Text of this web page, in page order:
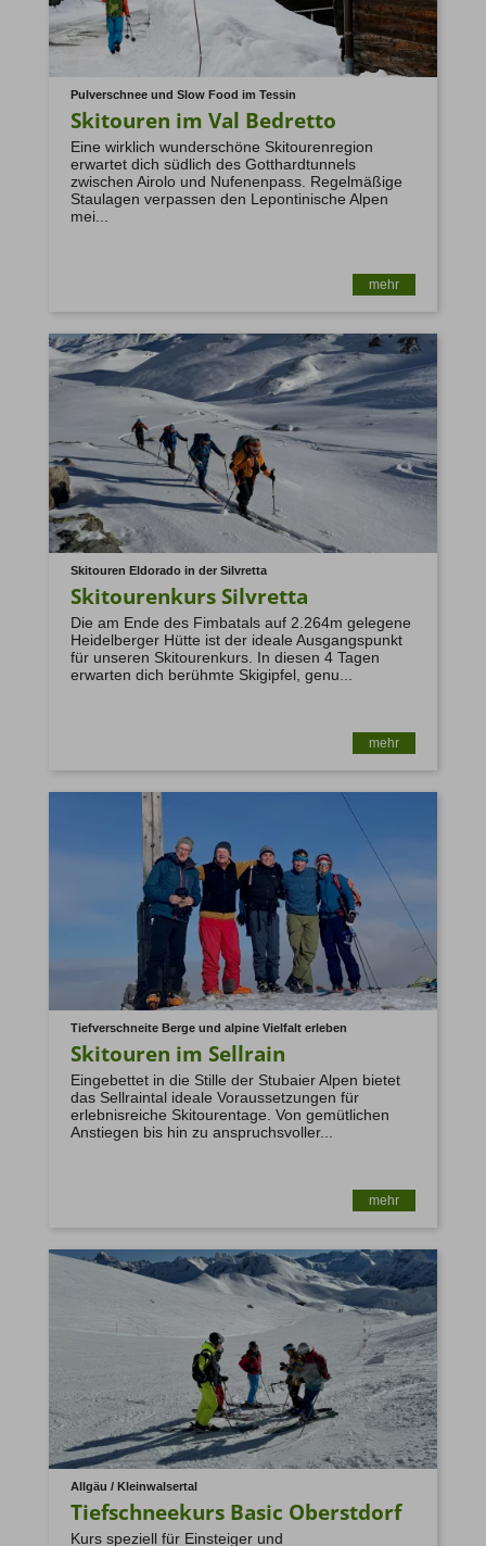
Pulverschnee und Slow Food im Tessin
Skitouren im Val Bedretto
Eine wirklich wunderschöne Skitourenregion
erwartet dich südlich des Gotthardtunnels
zwischen Airolo und Nufenenpass. Regelmäßige
Staulagen verpassen den Lepontinische Alpen
mei...
mehr
Skitouren Eldorado in der Silvretta
Skitourenkurs Silvretta
Die am Ende des Fimbatals auf 2.264m gelegene
Heidelberger Hütte ist der ideale Ausgangspunkt
für unseren Skitourenkurs. In diesen 4 Tagen
erwarten dich berühmte Skigipfel, genu...
mehr
Tiefverschneite Berge und alpine Vielfalt erleben
Skitouren im Sellrain
Eingebettet in die Stille der Stubaier Alpen bietet
das Sellraintal ideale Voraussetzungen für
erlebnisreiche Skitourentage. Von gemütlichen
Anstiegen bis hin zu anspruchsvoller...
mehr
Allgäu / Kleinwalsertal
Tiefschneekurs Basic Oberstdorf
Kurs speziell für Einsteiger und